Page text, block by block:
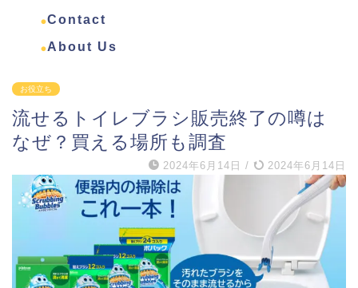
Contact
About Us
お役立ち
流せるトイレブラシ販売終了の噂は
なぜ？買える場所も調査
2024年6月14日 / 2024年6月14日